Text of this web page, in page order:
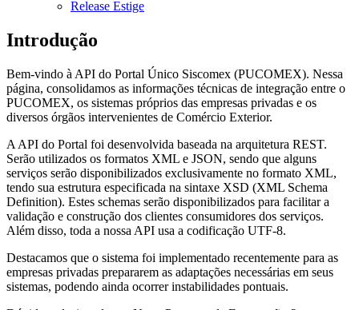
Release Estige
Introdução
Bem-vindo à API do Portal Único Siscomex (PUCOMEX). Nessa
página, consolidamos as informações técnicas de integração entre o
PUCOMEX, os sistemas próprios das empresas privadas e os
diversos órgãos intervenientes de Comércio Exterior.
A API do Portal foi desenvolvida baseada na arquitetura REST.
Serão utilizados os formatos XML e JSON, sendo que alguns
serviços serão disponibilizados exclusivamente no formato XML,
tendo sua estrutura especificada na sintaxe XSD (XML Schema
Definition). Estes schemas serão disponibilizados para facilitar a
validação e construção dos clientes consumidores dos serviços.
Além disso, toda a nossa API usa a codificação UTF-8.
Destacamos que o sistema foi implementado recentemente para as
empresas privadas prepararem as adaptações necessárias em seus
sistemas, podendo ainda ocorrer instabilidades pontuais.